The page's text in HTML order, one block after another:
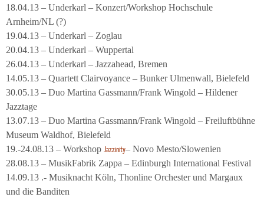
18.04.13 – Underkarl – Konzert/Workshop Hochschule
Arnheim/NL (?)
19.04.13 – Underkarl – Zoglau
20.04.13 – Underkarl – Wuppertal
26.04.13 – Underkarl – Jazzahead, Bremen
14.05.13 – Quartett Clairvoyance – Bunker Ulmenwall, Bielefeld
30.05.13 – Duo Martina Gassmann/Frank Wingold – Hildener
Jazztage
13.07.13 – Duo Martina Gassmann/Frank Wingold – Freiluftbühne
Museum Waldhof, Bielefeld
19.-24.08.13 – Workshop Jazzinity– Novo Mesto/Slowenien
28.08.13 – MusikFabrik Zappa – Edinburgh International Festival
14.09.13 .- Musiknacht Köln, Thonline Orchester und Margaux
und die Banditen